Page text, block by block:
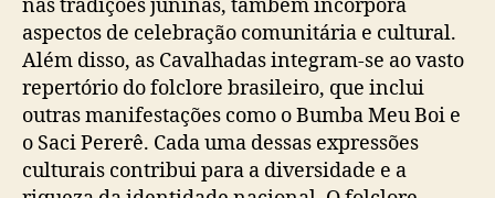
nas tradições juninas, também incorpora
aspectos de celebração comunitária e cultural.
Além disso, as Cavalhadas integram-se ao vasto
repertório do folclore brasileiro, que inclui
outras manifestações como o Bumba Meu Boi e
o Saci Pererê. Cada uma dessas expressões
culturais contribui para a diversidade e a